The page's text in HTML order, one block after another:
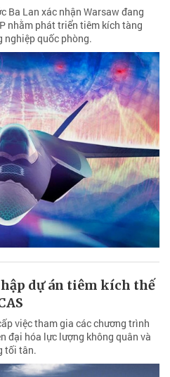
Ba Lan xác nhận Warsaw đang
nhằm phát triển tiêm kích tàng
nghiệp quốc phòng.
dự án tiêm kích thế
việc tham gia các chương trình
đại hóa lực lượng không quân và
tối tân.